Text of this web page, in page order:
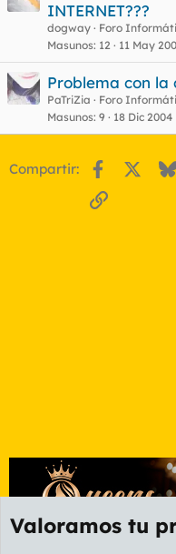
INTERNET???
dogway
Foro
Masunos 12 11 May
Problema con la
PaTriZia
Foro
Masunos 9 18 Dic 2004
Compartir: Facebook
Enlace
Valoramos tu